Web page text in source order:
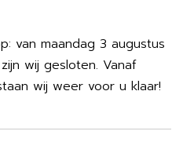
van maandag 3 augustus
wij gesloten. Vanaf
wij weer voor u klaar!